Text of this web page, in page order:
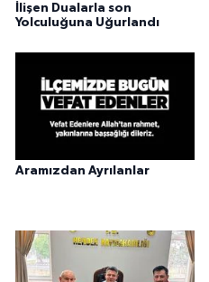
İlişen Dualarla son
Yolculuğuna Uğurlandı
Aramızdan Ayrılanlar